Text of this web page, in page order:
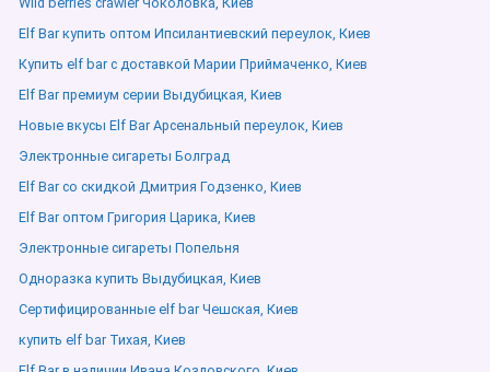
Elf Bar купить оптом Ипсилантиевский переулок, Киев
Купить elf bar с доставкой Марии Приймаченко, Киев
Elf Bar премиум серии Выдубицкая, Киев
Новые вкусы Elf Bar Арсенальный переулок, Киев
Электронные сигареты Болград
Elf Bar со скидкой Дмитрия Годзенко, Киев
Elf Bar оптом Григория Царика, Киев
Электронные сигареты Попельня
Одноразка купить Выдубицкая, Киев
Сертифицированные elf bar Чешская, Киев
купить elf bar Тихая, Киев